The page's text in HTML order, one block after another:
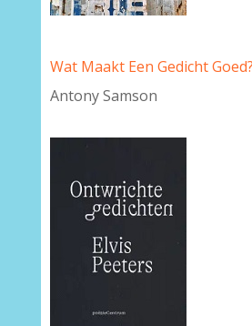
Wat Maakt Een Gedicht Goed?
Antony Samson